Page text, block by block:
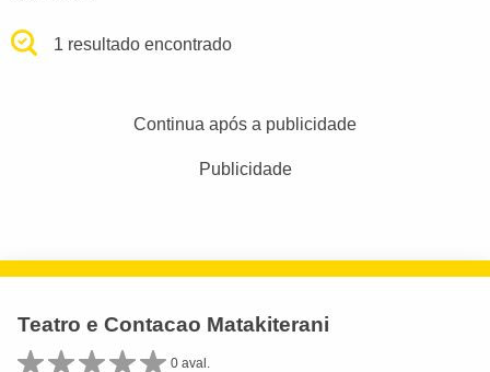
1 resultado encontrado
Continua após a publicidade
Publicidade
Teatro e Contacao Matakiterani
0 aval.